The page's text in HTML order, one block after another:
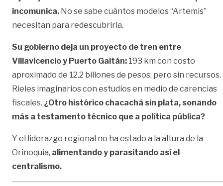
incomunica. No se sabe cuántos modelos “Artemis”
necesitan para redescubrirla.
Su gobierno deja un proyecto de tren entre
Villavicencio y Puerto Gaitán: 193 km con costo
aproximado de 12.2 billones de pesos, pero sin recursos.
Rieles imaginarios con estudios en medio de carencias
fiscales. ¿Otro histórico chacachá sin plata, sonando
más a testamento técnico que a política pública?
Y el liderazgo regional no ha estado a la altura de la
Orinoquia, alimentando y parasitando así el
centralismo.